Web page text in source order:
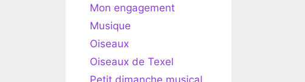
Mon engagement
Musique
Oiseaux
Oiseaux de Texel
Petit dimanche musical